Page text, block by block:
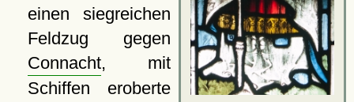
einen siegreichen
Feldzug gegen
Connacht, mit
Schiffen eroberte